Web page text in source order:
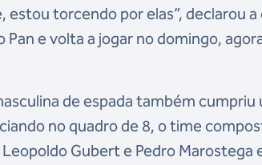
torcendo por elas”, declarou
e volta a jogar no domingo,
de espada também
no quadro de 8, o time
Gubert e Pedro Marostega